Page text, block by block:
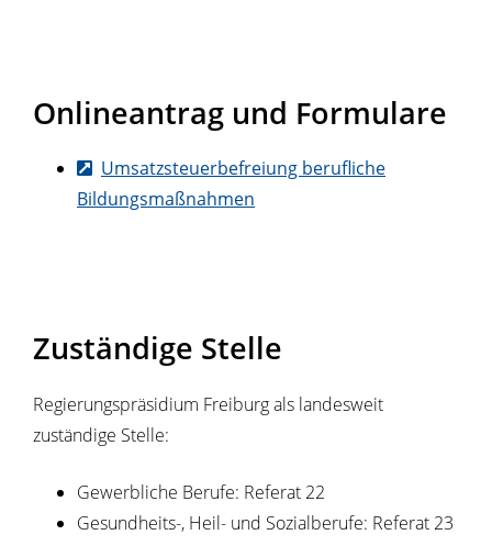
Onlineantrag und Formulare
Umsatzsteuerbefreiung berufliche
Bildungsmaßnahmen
Zuständige Stelle
Regierungspräsidium Freiburg als landesweit
zuständige Stelle:
Gewerbliche Berufe: Referat 22
Gesundheits-, Heil- und Sozialberufe: Referat 23